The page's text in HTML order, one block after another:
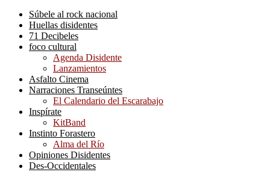
Súbele al rock nacional
Huellas disidentes
71 Decibeles
foco cultural
Agenda Disidente
Lanzamientos
Asfalto Cinema
Narraciones Transeúntes
El Calendario del Escarabajo
Inspírate
KitBand
Instinto Forastero
Alma del Río
Opiniones Disidentes
Des-Occidentales